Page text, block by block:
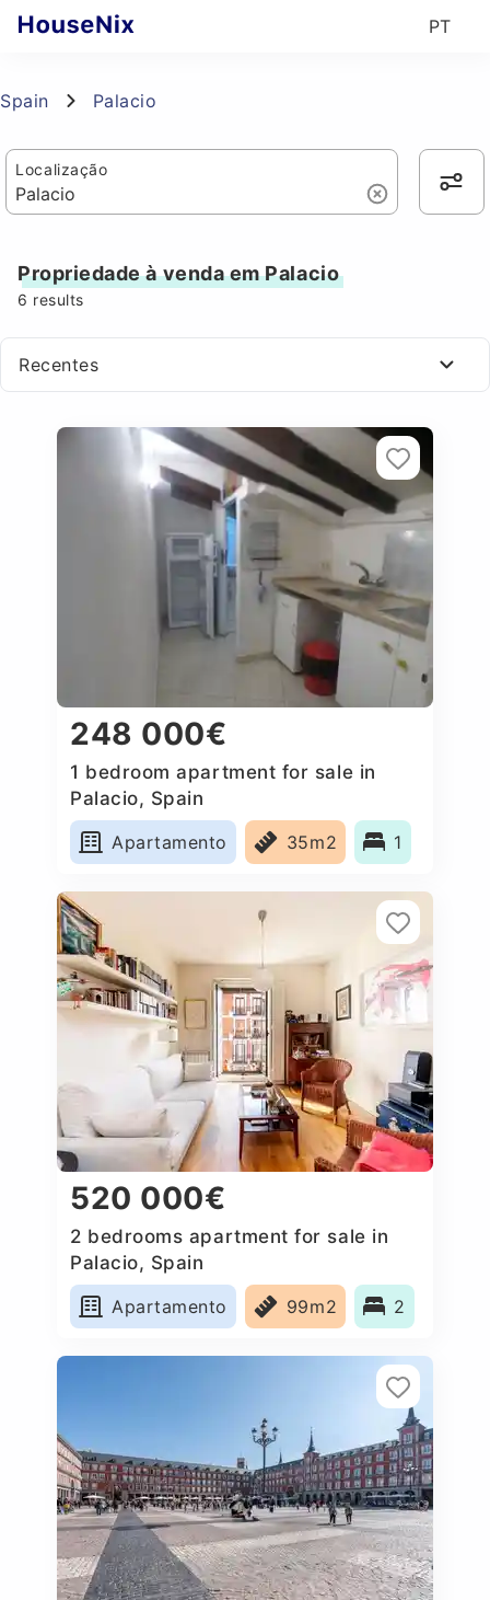
PT
Spain Palacio
Localização
Propriedade à venda em Palacio
6 results
Recentes
248 000€
1 bedroom apartment for sale in
Palacio, Spain
Apartamento
35m2 1
520 000€
2 bedrooms apartment for sale in
Palacio, Spain
Apartamento
99m2 2